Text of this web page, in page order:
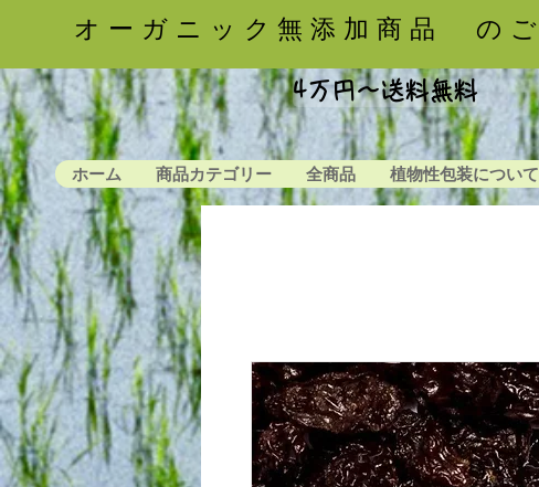
オーガニック無添加商品 の
ホーム 商品カテゴリー 全商品 植物性包装について
4万円〜送料無料